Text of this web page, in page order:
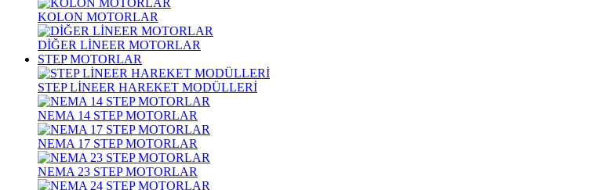
KOLON MOTORLAR
DİĞER LİNEER MOTORLAR
STEP MOTORLAR
STEP LİNEER HAREKET MODÜLLERİ
NEMA 14 STEP MOTORLAR
NEMA 17 STEP MOTORLAR
NEMA 23 STEP MOTORLAR